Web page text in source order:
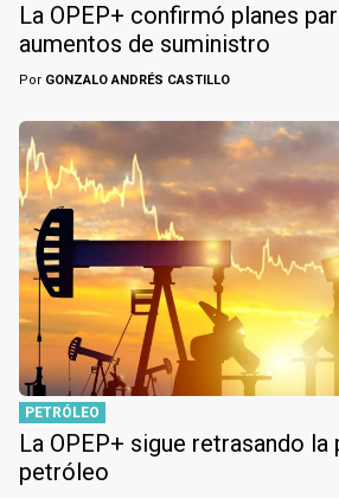
La OPEP+ confirmó planes
aumentos de suministro
Por GONZALO ANDRÉS CASTILLO
PETRÓLEO
La OPEP+ sigue retrasando
petróleo